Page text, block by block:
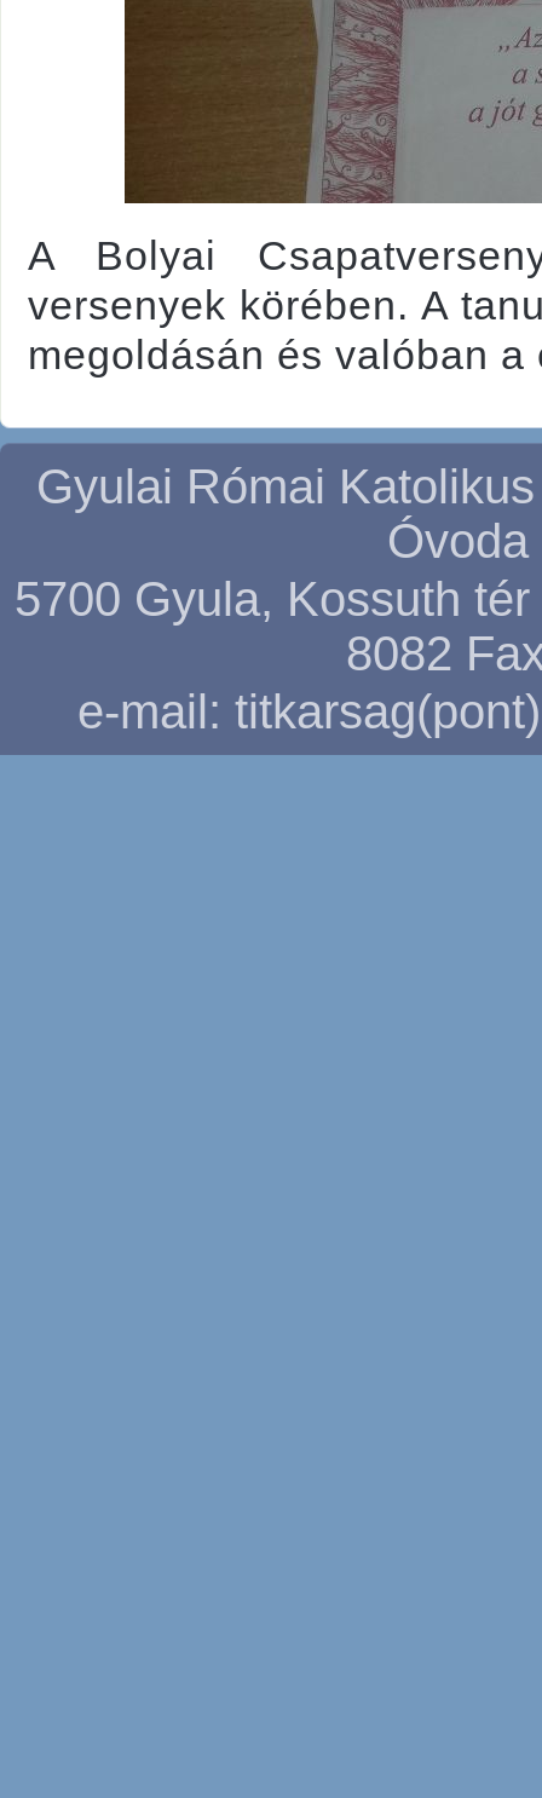
A Bolyai
versenyek körében. A
megoldásán és valóban
Gyulai Római
5700 Gyula, Kossuth
8082
e-mail: